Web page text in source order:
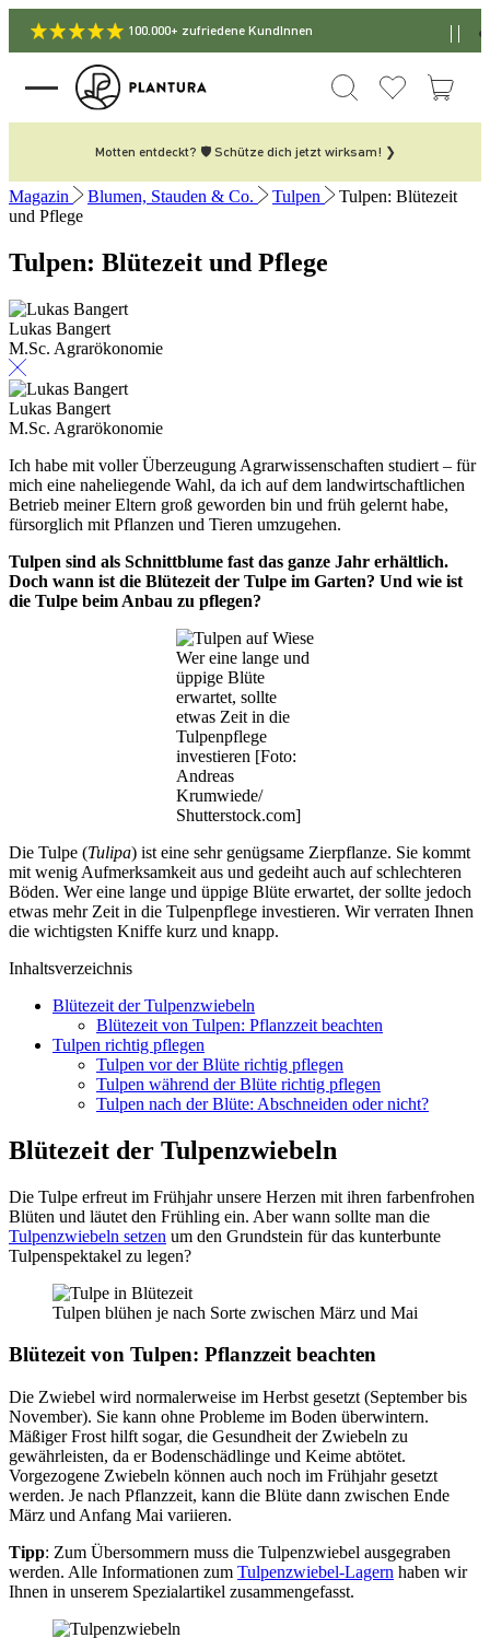
100.000+ zufriedene KundInnen
Motten entdeckt? 🛡️ Schütze dich jetzt wirksam! ❯
Magazin Blumen, Stauden & Co. Tulpen
Tulpen: Blütezeit
und Pflege
Tulpen: Blütezeit und Pflege
Lukas Bangert
M.Sc. Agrarökonomie
Lukas Bangert
M.Sc. Agrarökonomie
Ich habe mit voller Überzeugung Agrarwissenschaften studiert – für
mich eine naheliegende Wahl, da ich auf dem landwirtschaftlichen
Betrieb meiner Eltern groß geworden bin und früh gelernt habe,
fürsorglich mit Pflanzen und Tieren umzugehen.
Tulpen sind als Schnittblume fast das ganze Jahr erhältlich.
Doch wann ist die Blütezeit der Tulpe im Garten? Und wie ist
die Tulpe beim Anbau zu pflegen?
Wer eine lange und
üppige Blüte
erwartet, sollte
etwas Zeit in die
Tulpenpflege
investieren [Foto:
Andreas
Krumwiede/
Shutterstock.com]
Die Tulpe (Tulipa) ist eine sehr genügsame Zierpflanze. Sie kommt
mit wenig Aufmerksamkeit aus und gedeiht auch auf schlechteren
Böden. Wer eine lange und üppige Blüte erwartet, der sollte jedoch
etwas mehr Zeit in die Tulpenpflege investieren. Wir verraten Ihnen
die wichtigsten Kniffe kurz und knapp.
Inhaltsverzeichnis
Blütezeit der Tulpenzwiebeln
Blütezeit von Tulpen: Pflanzzeit beachten
Tulpen richtig pflegen
Tulpen vor der Blüte richtig pflegen
Tulpen während der Blüte richtig pflegen
Tulpen nach der Blüte: Abschneiden oder nicht?
Blütezeit der Tulpenzwiebeln
Die Tulpe erfreut im Frühjahr unsere Herzen mit ihren farbenfrohen
Blüten und läutet den Frühling ein. Aber wann sollte man die
Tulpenzwiebeln setzen um den Grundstein für das kunterbunte
Tulpenspektakel zu legen?
Tulpen blühen je nach Sorte zwischen März und Mai
Blütezeit von Tulpen: Pflanzzeit beachten
Die Zwiebel wird normalerweise im Herbst gesetzt (September bis
November). Sie kann ohne Probleme im Boden überwintern.
Mäßiger Frost hilft sogar, die Gesundheit der Zwiebeln zu
gewährleisten, da er Bodenschädlinge und Keime abtötet.
Vorgezogene Zwiebeln können auch noch im Frühjahr gesetzt
werden. Je nach Pflanzzeit, kann die Blüte dann zwischen Ende
März und Anfang Mai variieren.
Tipp: Zum Übersommern muss die Tulpenzwiebel ausgegraben
werden. Alle Informationen zum Tulpenzwiebel-Lagern haben wir
Ihnen in unserem Spezialartikel zusammengefasst.